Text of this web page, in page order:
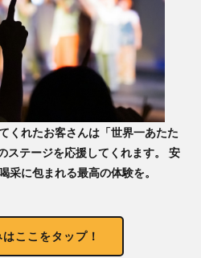
くれたお客さんは「世界一あたた
ステージを応援してくれます。 安
采に包まれる最高の体験を。
ここをタップ！